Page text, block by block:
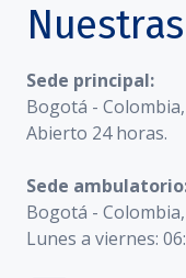
Sede principal:
Bogotá -
Abierto 24 horas.
Sede
Bogotá -
Lunes a viernes: